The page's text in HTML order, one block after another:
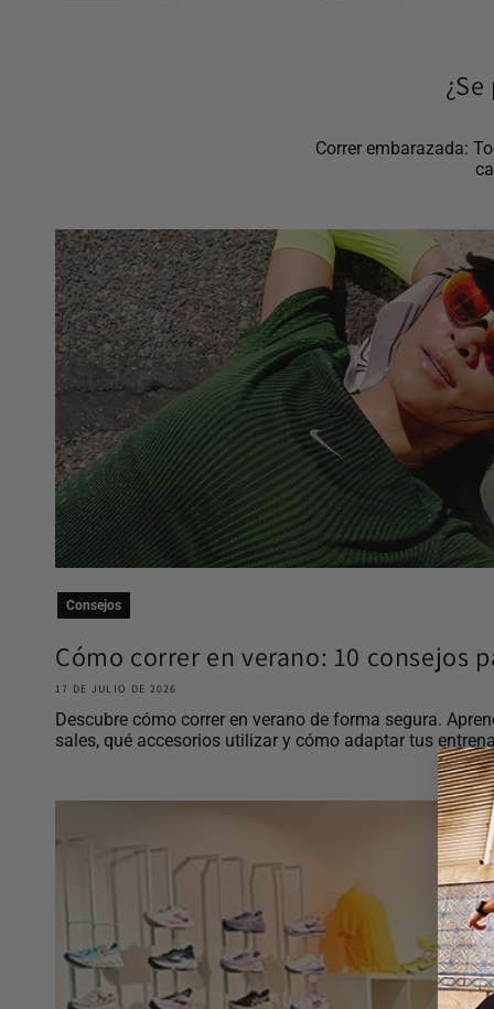
Correr embarazada:
Consejos
Cómo correr en verano: 10 consejos
17 DE JULIO DE 2026
Descubre cómo correr en verano de forma segura.
sales, qué accesorios utilizar y cómo adaptar tus